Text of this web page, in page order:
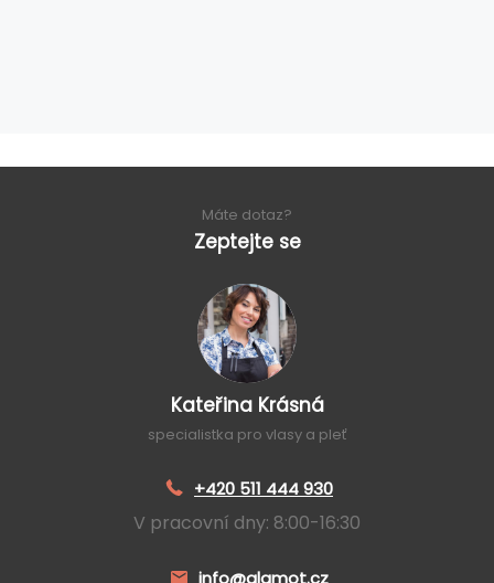
Máte dotaz?
Zeptejte se
Kateřina Krásná
specialistka pro vlasy a pleť
+420 511 444 930
V pracovní dny: 8:00-16:30
info@glamot.cz